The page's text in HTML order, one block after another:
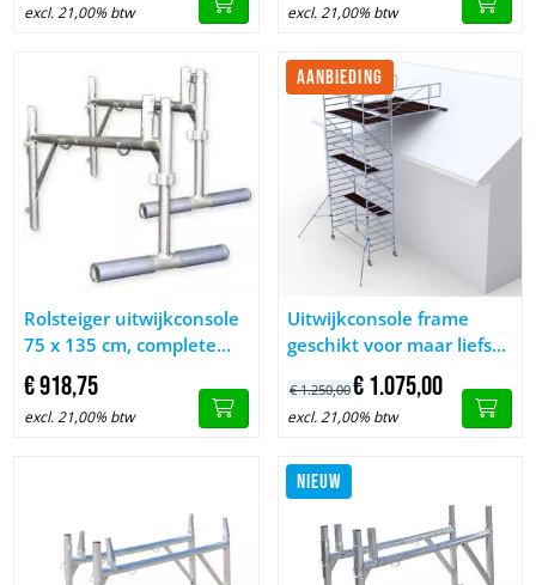
excl. 21,00% btw excl. 21,00% btw
Image Rolsteiger uitwijkconsole 75 x 135 cm, complete set,
Rolsteiger uitwijkconsole
75 x 135 cm, complete
set, Arbo
€918,75
excl. 21,00% btw
AANBIEDING
Image Uitwijkconsole frame
Uitwijkconsole frame
geschikt voor maar liefst
4 platformen.
€1.250,00€1.075,00
excl. 21,00% btw
NIEUW